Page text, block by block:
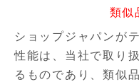
類似
ショップジャパンが
性能は、当社で取り
るものであり、類似